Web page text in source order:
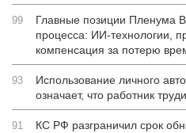
99
Главные позиции Пленума
процесса: ИИ-технологии,
компенсация за потерю
93
Использование личного
означает, что работник
91
КС РФ разграничил срок